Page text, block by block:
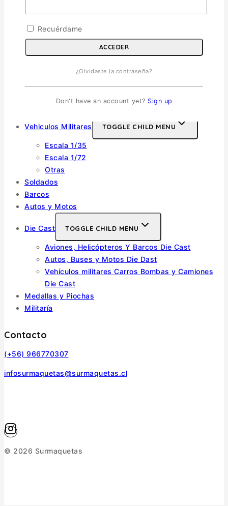
Aviones TOGGLE CHILD MENU
Escala 1/48
Escala 1/144
Helicópteros
Vehiculos Militares TOGGLE CHILD MENU
Escala 1/35
Escala 1/72
Otras
Soldados
Barcos
Autos y Motos
Die Cast TOGGLE CHILD MENU
Aviones, Helicópteros Y Barcos Die Cast
Autos, Buses y Motos Die Dast
Vehículos militares Carros Bombas y Camiones
Die Cast
Medallas y Piochas
Militaría
Contacto
(+56) 966770307
infosurmaquetas@surmaquetas.cl
© 2026 Surmaquetas
Recuérdame
ACCEDER
¿Olvidaste la contraseña?
Don't have an account yet? Sign up